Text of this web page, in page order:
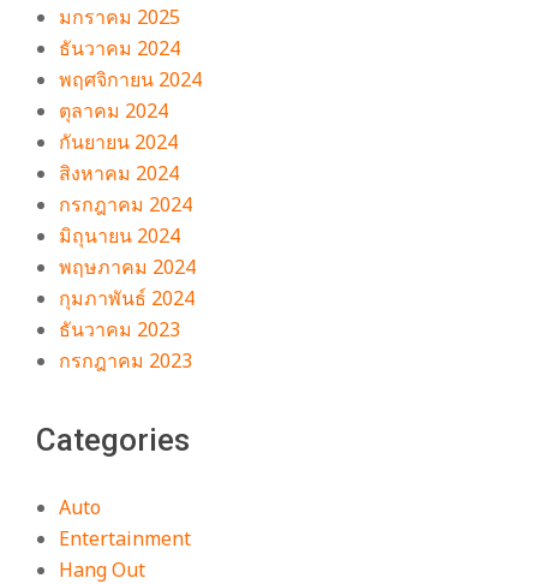
มกราคม 2025
ธันวาคม 2024
พฤศจิกายน 2024
ตุลาคม 2024
กันยายน 2024
สิงหาคม 2024
กรกฎาคม 2024
มิถุนายน 2024
พฤษภาคม 2024
กุมภาพันธ์ 2024
ธันวาคม 2023
กรกฎาคม 2023
Categories
Auto
Entertainment
Hang Out